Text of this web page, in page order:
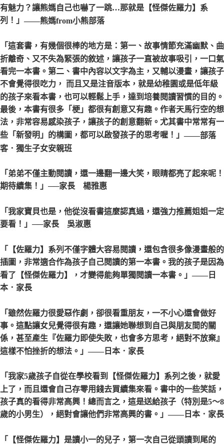
有魅力？讓熊媽自己也嚇了一跳…那就是【怪傑佐羅力】系
列！」 ——熊媽from小熊部落
「這套書，有幾個很棒的地方是：第一、故事情節充滿幽默、曲
折離奇、又不失為緊張的敘述，讓孩子一直被故事吸引，一口氣
看完一本書。第二、書中內容以文字為主，又輔以漫畫，讓孩子
不會覺得很吃力， 而且又是注音版本，就是幼稚園或是低年級
的孩子來看本書，也可以輕鬆上手，達到培養閱讀習慣的目的。
最後，本書有很多「梗」都很有創意又有趣。作者天馬行空的想
法，非常容易感染孩子，讓孩子的創意翻新。尤其書中常常有一
些「新發明」的構圖，都可以啟發孩子的思考喔！」 ——部落
客．獨生子女安親班
「弟弟不僅主動閱讀，還一邊翻一邊大笑，眼睛都亮了起來呢！
期待續集！」 ──家長 楊雅惠
「我家寶貝也是，他從沒看書這麼認真過，還強力推薦姐姐一定
要看！」 ──家長 吳淑惠
「【佐羅力】系列不僅字體大容易閱讀，還包含很多像漫畫般的
插圖，非常適合作為孩子自己閱讀的第一本書。我的孩子是因為
看了【怪傑佐羅力】，才變得能夠單獨閱讀一本書。」 ——日
本．家長
「雖然佐羅力很愛惡作劇，卻很看重朋友，一不小心還會做好
事。這點讓女兒覺得很有趣，還讓她聯想到自己與朋友間的關
係，甚至產生『佐羅力即使失敗，也會多方思考，絕對不放棄』
這樣不怕挫折的想法。」 ——日本．家長
「我家5歲孩子自從在學校看到【怪傑佐羅力】系列之後，就愛
上了，而且還會自己存零用錢去買續集來看。書中的一些笑話，
孩子真的看得非常高興！總而言之，這是送給孩子（特別是5〜8
歲的小男生），絕對會讓他們非常高興的書。」 ——日本．家長
「【怪傑佐羅力】是讀小一的兒子，第一次自己從頭讀到尾的